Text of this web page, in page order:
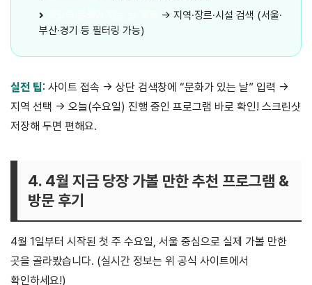
→ 지역·장르·시설 검색 (서울·
부산·경기 등 필터링 가능)
실전 팁: 사이트 접속 → 상단 검색창에 “문화가 있는 날” 입력 →
지역 선택 → 오늘(수요일) 진행 중인 프로그램 바로 확인! 스크린샷
저장해 두면 편해요.
4. 4월 지금 당장 가볼 만한 추천 프로그램 &
방문 후기
4월 1일부터 시작된 첫 주 수요일, 서울 중심으로 실제 가볼 만한
곳을 골라봤습니다. (실시간 정보는 위 공식 사이트에서
확인하세요!)